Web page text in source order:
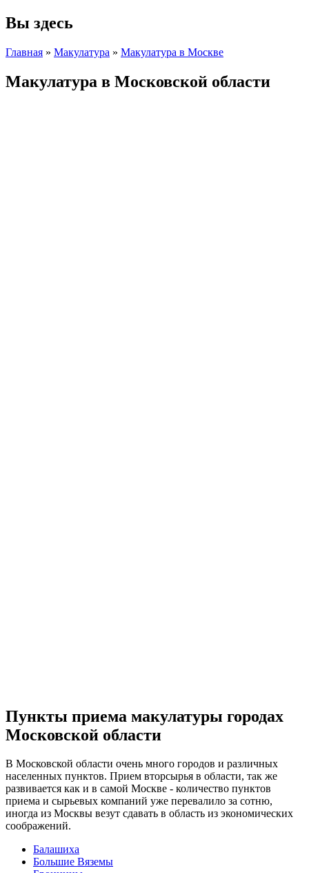
Вы здесь
Главная » Макулатура » Макулатура в Москве
Макулатура в Московской области
Пункты приема макулатуры городах
Московской области
В Московской области очень много городов и различных
населенных пунктов. Прием вторсырья в области, так же
развивается как и в самой Москве - количество пунктов
приема и сырьевых компаний уже перевалило за сотню,
иногда из Москвы везут сдавать в область из экономических
соображений.
Балашиха
Большие Вяземы